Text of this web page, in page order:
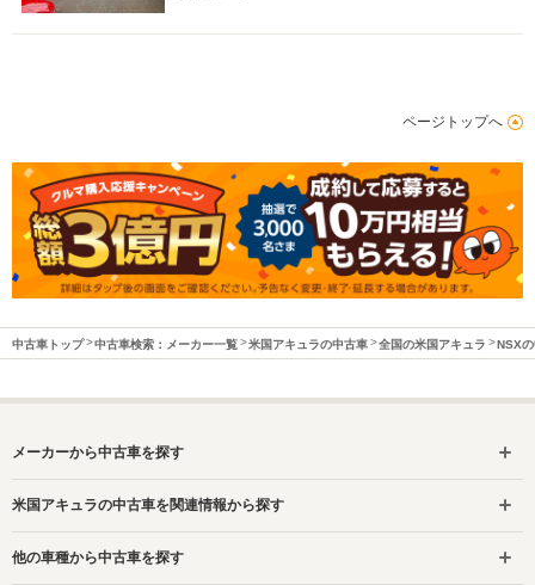
ページトップへ
中古車トップ 中古車検索：メーカー一覧 米国アキュラの中古車 全国の米国アキュラ NSX
メーカーから中古車を探す
米国アキュラの中古車を関連情報から探す
他の車種から中古車を探す